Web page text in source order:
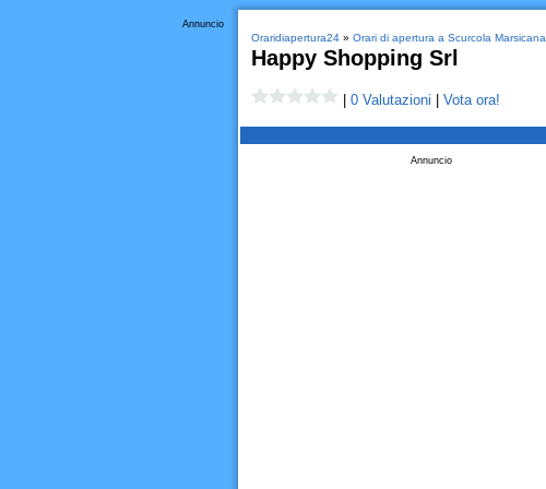
Annuncio
Oraridiapertura24» Orari di apertura a Scurcola Marsicana
Happy Shopping Srl
0 Valutazioni Vota ora!
Annuncio